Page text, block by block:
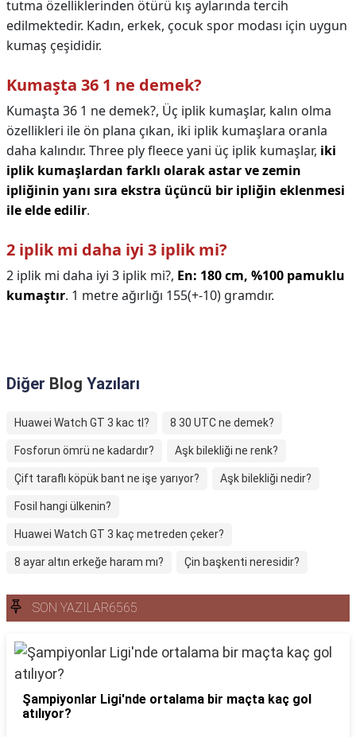
tutma özelliklerinden ötürü kış aylarında tercih
edilmektedir. Kadın, erkek, çocuk spor modası için uygun
kumaş çeşididir.
Kumaşta 36 1 ne demek?
Kumaşta 36 1 ne demek?, Üç iplik kumaşlar, kalın olma
özellikleri ile ön plana çıkan, iki iplik kumaşlara oranla
daha kalındır. Three ply fleece yani üç iplik kumaşlar, iki
iplik kumaşlardan farklı olarak astar ve zemin
ipliğinin yanı sıra ekstra üçüncü bir ipliğin eklenmesi
ile elde edilir.
2 iplik mi daha iyi 3 iplik mi?
2 iplik mi daha iyi 3 iplik mi?, En: 180 cm, %100 pamuklu
kumaştır. 1 metre ağırlığı 155(+-10) gramdır.
Diğer Blog Yazıları
Huawei Watch GT 3 kac tl? 8 30 UTC ne demek?
Fosforun ömrü ne kadardır? Aşk bilekliği ne renk?
Çift taraflı köpük bant ne işe yarıyor? Aşk bilekliği nedir?
Fosil hangi ülkenin?
Huawei Watch GT 3 kaç metreden çeker?
8 ayar altın erkeğe haram mı? Çin başkenti neresidir?
SON YAZILAR6565
Şampiyonlar Ligi'nde ortalama bir maçta kaç gol
atılıyor?